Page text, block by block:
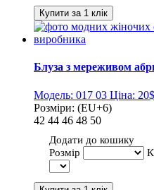
Блуза з мереживом
Модель: 017 03 Ціна: 20$
Розміри: (EU+6)
42 44 46 48 50
Додати до кошику
Розмір